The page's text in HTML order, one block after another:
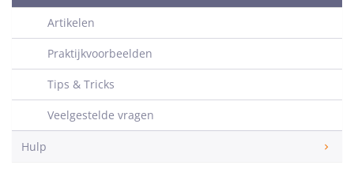
Artikelen
Praktijkvoorbeelden
Tips & Tricks
Veelgestelde vragen
Hulp